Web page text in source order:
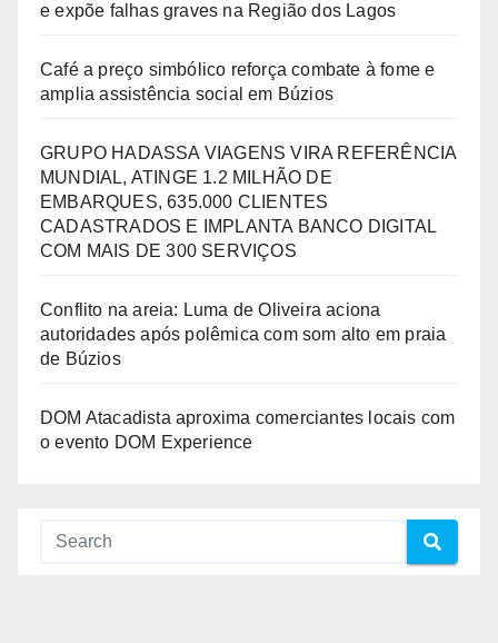
e expõe falhas graves na Região dos Lagos
Café a preço simbólico reforça combate à fome e
amplia assistência social em Búzios
GRUPO HADASSA VIAGENS VIRA REFERÊNCIA
MUNDIAL, ATINGE 1.2 MILHÃO DE
EMBARQUES, 635.000 CLIENTES
CADASTRADOS E IMPLANTA BANCO DIGITAL
COM MAIS DE 300 SERVIÇOS
Conflito na areia: Luma de Oliveira aciona
autoridades após polêmica com som alto em praia
de Búzios
DOM Atacadista aproxima comerciantes locais com
o evento DOM Experience